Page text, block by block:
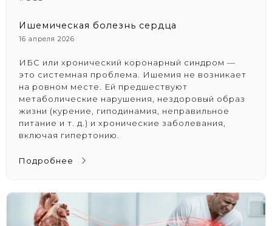
Ишемическая болезнь сердца
16 апреля 2026
ИБС или хронический коронарный синдром —
это системная проблема. Ишемия не возникает
на ровном месте. Ей предшествуют
метаболические нарушения, нездоровый образ
жизни (курение, гиподинамия, неправильное
питание и т. д.) и хронические заболевания,
включая гипертонию.
Подробнее